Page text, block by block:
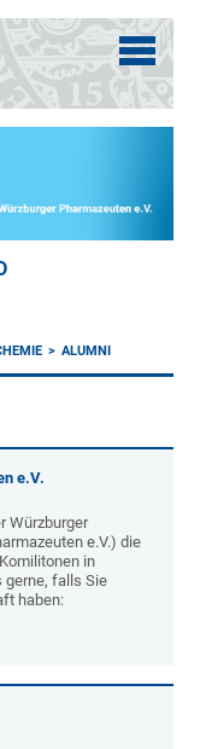
ALUMNI
e.V.
Würzburger
e.V.) die
in
gerne, falls Sie
haben: